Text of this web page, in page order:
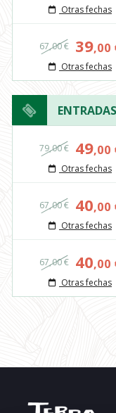
Otras fechas
67,00 € 39,00
Otras fechas
79,00 € 49,00
Otras fechas
67,00 € 40,00
Otras fechas
67,00 € 40,00
Otras fechas